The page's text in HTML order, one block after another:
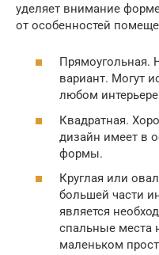
уделяет внимание
от особенностей
Прямоугольная.
вариант. Могут
любом
Квадратная.
дизайн имеет в
формы.
Круглая или
большей части
является
спальные места
маленьком